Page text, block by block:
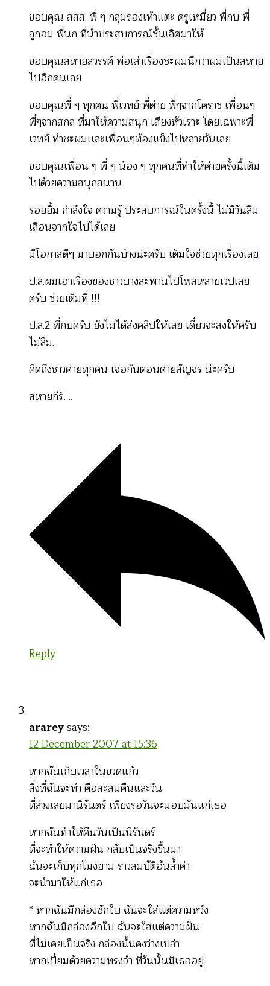
ขอบคุณ สสส. พี่ ๆ กลุ่มรองเท้าแตะ ครูเหมี่ยว พี่กบ พี่
ลูกอม พี่นก ที่นำประสบการณ์ชั้นเลิศมาให้
ขอบคุณสหายสวรรค์ พ่อเล่าเรื่องซะผมนึกว่าผมเป็นสหาย
ไปอีกคนเลย
ขอบคุณพี่ ๆ ทุกคน พี่เวทย์ พี่ต่าย พี่ๆจากโคราช เพื่อนๆ
พี่ๆจากสกล ที่มาให้ความสนุก เสียงหัวเราะ โดยเฉพาะพี่
เวทย์ ทำซะผมเเละเพื่อนๆท้องแข็งไปหลายวันเลย
ขอบคุณเพื่อน ๆ พี่ ๆ น้อง ๆ ทุกคนที่ทำให้ค่ายครั้งนี้เต็ม
ไปด้วยความสนุกสนาน
รอยยิ้ม กำลังใจ ความรู้ ประสบการณ์ในครั้งนี้ ไม่มีวันลืม
เลือนจากใจไปได้เลย
มีโอกาสดีๆ มาบอกกันบ้างน่ะครับ เต็มใจช่วยทุกเรื่องเลย
ป.ล.ผมเอาเรื่องของชาวบางสะพานไปโพสหลายเวปเลย
ครับ ช่วยเต็มที่ !!!
ป.ล.2 พี่กบครับ ยังไม่ได้ส่งคลิปให้เลย เดี๋ยวจะส่งให้ครับ
ไม่ลืม.
คิดถึงชาวค่ายทุกคน เจอกันตอนค่ายสัญจร น่ะครับ
สหายกีร์….
Reply
arareysays:
12 December 2007 at 15:36
หากฉันเก็บเวลาในขวดแก้ว
สิ่งที่ฉันจะทำ คือสะสมคืนและวัน
ที่ล่วงเลยมานิรันดร์ เพียงรอวันจะมอบมันแก่เธอ
หากฉันทำให้คืนวันเป็นนิรันดร์
ที่จะทำให้ความฝัน กลับเป็นจริงขึ้นมา
ฉันจะเก็บทุกโมงยาม ราวสมบัติอันล้ำค่า
จะนำมาให้แก่เธอ
* หากฉันมีกล่องซักใบ ฉันจะใส่แต่ความหวัง
หากฉันมีกล่องอีกใบ ฉันจะใส่แต่ความฝัน
ที่ไม่เคยเป็นจริง กล่องนั้นคงว่างเปล่า
หากเปี่ยมด้วยความทรงจำ ที่วันนั้นมีเธออยู่